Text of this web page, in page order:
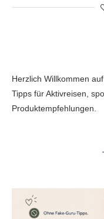
Herzlich Willkommen
Tipps für Aktivreisen,
Produktempfehlungen.